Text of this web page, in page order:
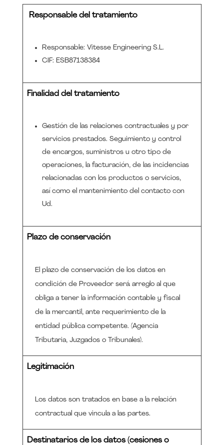
Responsable del tratamiento
Responsable: Vitesse Engineering S.L.
CIF: ESB87138384
Finalidad del tratamiento
Gestión de las relaciones contractuales y por
servicios prestados. Seguimiento y control
de encargos, suministros u otro tipo de
operaciones, la facturación, de las incidencias
relacionadas con los productos o servicios,
así como el mantenimiento del contacto con
Ud.
Plazo de conservación
El plazo de conservación de los datos en
condición de Proveedor será arreglo al que
obliga a tener la información contable y fiscal
de la mercantil, ante requerimiento de la
entidad pública competente. (Agencia
Tributaria, Juzgados o Tribunales).
Legitimación
Los datos son tratados en base a la relación
contractual que vincula a las partes.
Destinatarios de los datos (cesiones o